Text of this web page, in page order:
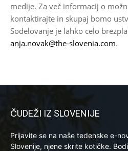
medije. Za več informacij o
kontaktirajte in skupaj bomo
Sodelovanje je lahko celo
anja.novak@the-slovenia.com.
ČUDEŽI IZ SLOVENIJE
Prijavite se na naše tedenske e-
Slovenije, njene skrite kotičke.